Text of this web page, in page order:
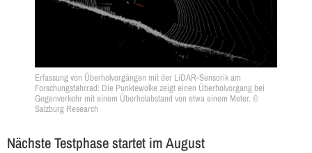
Erfassung von Überholvorgängen mit der LiDAR-Sensorik am
Forschungsfahrrad: Die Punktewolke zeigt einen Überholvorgang bei
Gegenverkehr mit einem Überholabstand von etwa einem Meter. ©
Salzburg Research
Nächste Testphase startet im August